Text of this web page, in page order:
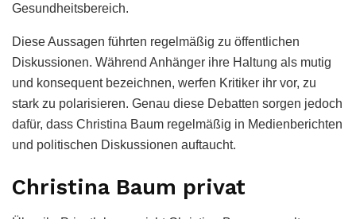
Gesundheitsbereich.
Diese Aussagen führten regelmäßig zu öffentlichen
Diskussionen. Während Anhänger ihre Haltung als mutig
und konsequent bezeichnen, werfen Kritiker ihr vor, zu
stark zu polarisieren. Genau diese Debatten sorgen jedoch
dafür, dass Christina Baum regelmäßig in Medienberichten
und politischen Diskussionen auftaucht.
Christina Baum privat